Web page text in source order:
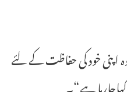
اپنی خود کی حفاظت کے لئے
ہے“۔